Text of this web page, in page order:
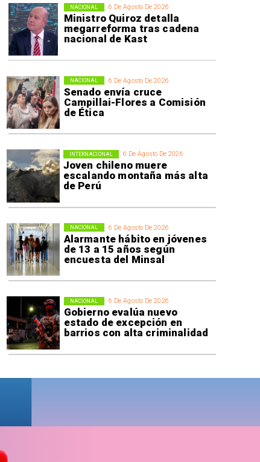
6 De Agosto De 2026
Ministro Quiroz detalla
megarreforma tras cadena
nacional de Kast
NACIONAL
6 De Agosto De 2026
Senado envía cruce
Campillai-Flores a Comisión
de Ética
NACIONAL
6 De Agosto De 2026
Joven chileno muere
escalando montaña más alta
de Perú
INTERNACIONAL
6 De Agosto De 2026
Alarmante hábito en jóvenes
de 13 a 15 años según
encuesta del Minsal
NACIONAL
6 De Agosto De 2026
Gobierno evalúa nuevo
estado de excepción en
barrios con alta criminalidad
NACIONAL